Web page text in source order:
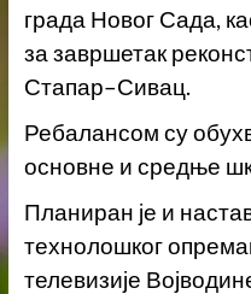
града Новог Сада,
за завршетак
Стапар–Сивац.
Ребалансом су
основне и средње
Планиран је и
технолошког
телевизије